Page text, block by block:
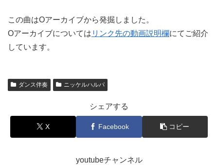
この曲はOアーカイブから発掘しました。
Oアーカイブについては リンク先の動画説明欄にてご紹介
しています。
ダンス伴奏 ニッケルハルパ
シェアする
X Facebook コピー
youtubeチャンネル